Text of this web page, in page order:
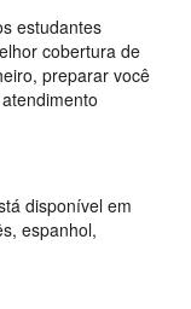
estudantes
cobertura de
preparar você
disponível em
espanhol,